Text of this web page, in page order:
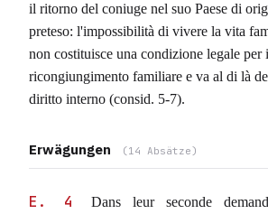
il ritorno del coniuge nel suo Paese di
preteso: l'impossibilità di vivere la vita
non costituisce una condizione legale per
ricongiungimento familiare e va al di là
diritto interno (consid. 5-7).
Erwägungen (14 Absätze)
E. 4
Dans leur seconde